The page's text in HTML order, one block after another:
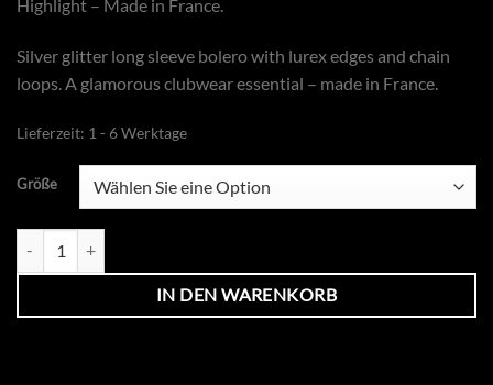
Highlight – Made in France.
Silver glitter long sleeve bolero with lurex edges and chain
loops. A glamorous clubwear essential – made in France.
Lieferzeit: 1 - 6 Werktage
Größe
IN DEN WARENKORB